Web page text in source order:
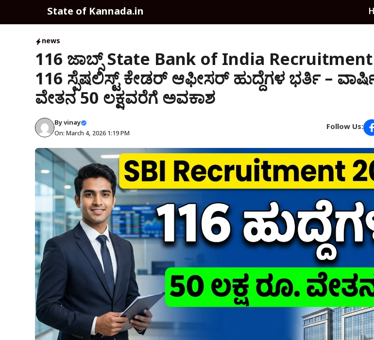
State of Kannada.in
news
116 ಜಾಬ್ಸ್ State Bank of India Recruitment
116 ಸ್ಪೆಷಲಿಸ್ಟ್ ಕೇಡರ್ ಆಫೀಸರ್ ಹುದ್ದೆಗಳ ಭರ್ತಿ –
ವೇತನ ₹50 ಲಕ್ಷವರೆಗೆ ಅವಕಾಶ
Byvinay
On: March 4, 2026 1:19 PM
Follow Us: